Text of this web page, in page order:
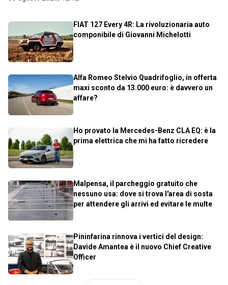
FIAT 127 Every 4R: La rivoluzionaria auto
componibile di Giovanni Michelotti
Alfa Romeo Stelvio Quadrifoglio, in offerta
maxi sconto da 13.000 euro: è davvero un
affare?
Ho provato la Mercedes-Benz CLA EQ: è la
prima elettrica che mi ha fatto ricredere
Malpensa, il parcheggio gratuito che
nessuno usa: dove si trova l'area di sosta
per attendere gli arrivi ed evitare le multe
Pininfarina rinnova i vertici del design:
Davide Amantea è il nuovo Chief Creative
Officer